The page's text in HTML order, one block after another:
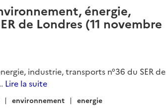
énergie,
de Londres (11 novembre
industrie, transports n°36 du SER de
Lire la suite
environnement energie